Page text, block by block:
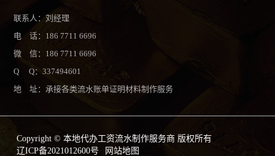
联系人：刘经理
电 话：186 7711 6696
微 信：186 7711 6696
Q Q：337494601
地 址：承接各类流水账单证明材料制作服务
Copyright © 本地代办工资流水制作服务商 版权所有
辽ICP备2021012600号
网站地图